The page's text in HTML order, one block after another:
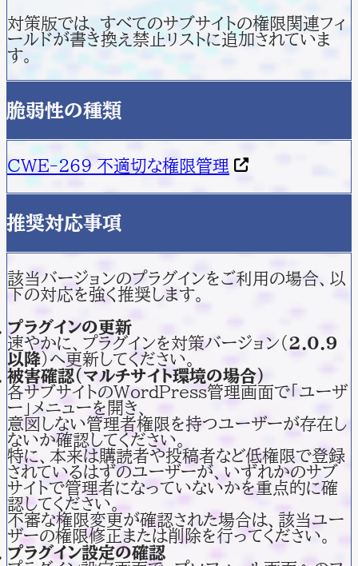
対策版では、すべてのサブサイトの権限関連フィ
ールドが書き換え禁止リストに追加されていま
す。
脆弱性の種類
CWE-269 不適切な権限管理
推奨対応事項
該当バージョンのプラグインをご利用の場合、以
下の対応を強く推奨します。
プラグインの更新
速やかに、プラグインを対策バージョン（ 2.0.9
以降 ）へ更新してください。
被害確認（マルチサイト環境の場合）
各サブサイトのWordPress管理画面で「ユーザ
ー」メニューを開き、
意図しない管理者権限を持つユーザーが存在し
ないか確認してください。
特に、本来は購読者や投稿者など低権限で登録
されているはずのユーザーが、いずれかのサブ
サイトで管理者になっていないかを重点的に確
認してください。
不審な権限変更が確認された場合は、該当ユー
ザーの権限修正または削除を行ってください。
プラグイン設定の確認